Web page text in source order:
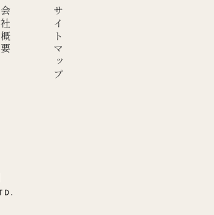
会社概要 サイトマップ